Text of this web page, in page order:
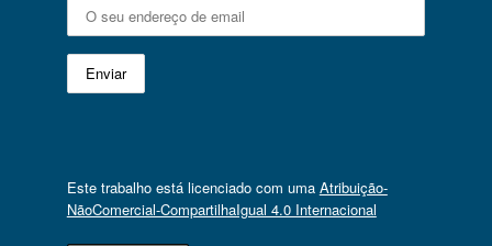
Este trabalho está licenciado com uma Atribuição-
NãoComercial-CompartilhaIgual 4.0 Internacional